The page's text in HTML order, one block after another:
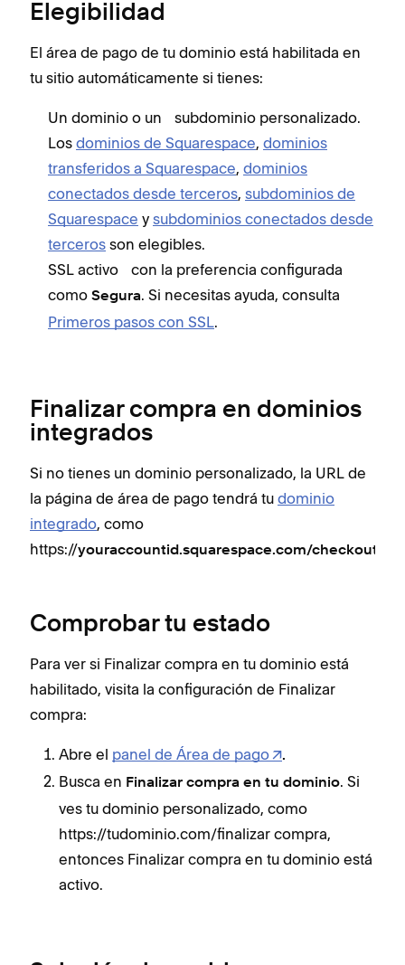
Elegibilidad
El área de pago de tu dominio está habilitada en
tu sitio automáticamente si tienes:
Un dominio o un subdominio personalizado.
Los dominios de Squarespace, dominios
transferidos a Squarespace, dominios
conectados desde terceros, subdominios de
Squarespace y subdominios conectados desde
terceros son elegibles.
SSL activo con la preferencia configurada
como Segura. Si necesitas ayuda, consulta
Primeros pasos con SSL.
Finalizar compra en dominios
integrados
Si no tienes un dominio personalizado, la URL de
la página de área de pago tendrá tu dominio
integrado, como
https://youraccountid.squarespace.com/checkout
Comprobar tu estado
Para ver si Finalizar compra en tu dominio está
habilitado, visita la configuración de Finalizar
compra:
Abre el panel de Área de pago .
Busca en Finalizar compra en tu dominio. Si
ves tu dominio personalizado, como
https://tudominio.com/finalizar compra,
entonces Finalizar compra en tu dominio está
activo.